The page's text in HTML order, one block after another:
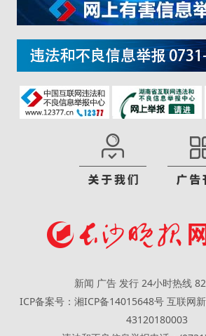
新闻 广告 发行 24小时热线
ICP备案号：湘ICP备14015648号 互联网
43120180003